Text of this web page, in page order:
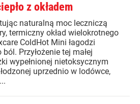
z okładem
naturalną moc leczniczą
termiczny okład wielokrotnego
ColdHot Mini łagodzi
Przyłożenie tej małej
wypełnionej nietoksycznym
uprzednio w lodówce,